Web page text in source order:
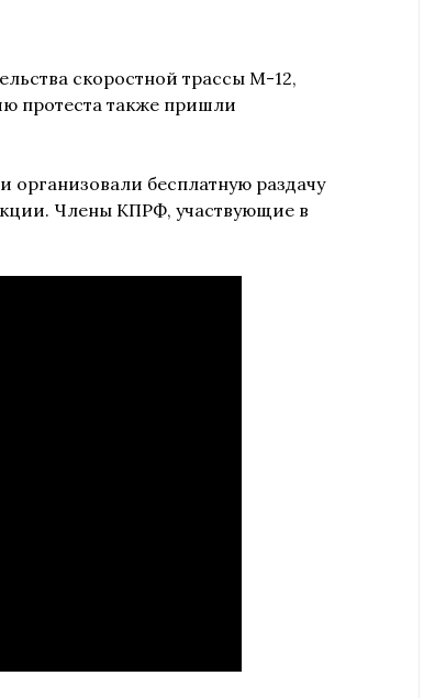
скоростной трассы М-12,
протеста также пришли
бесплатную раздачу
Члены КПРФ, участвующие в